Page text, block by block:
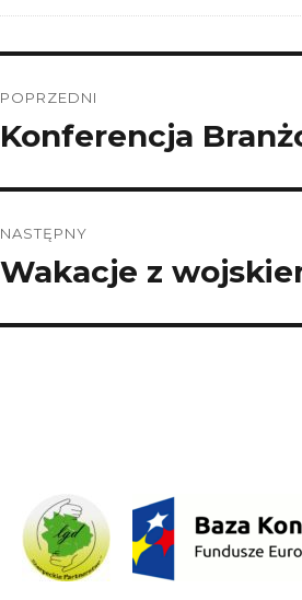
wpisu
POPRZEDNI
Poprzedni
Konferencja
NASTĘPNY
Następny
Wakacje z